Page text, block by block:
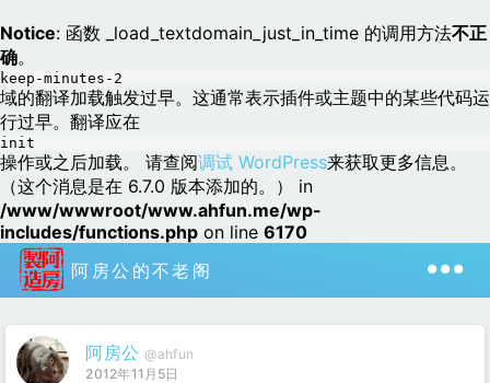
Notice: 函数 _load_textdomain_just_in_time 的调用方法不正
确。
keep-minutes-2
域的翻译加载触发过早。这通常表示插件或主题中的某些代码运
行过早。翻译应在
init
操作或之后加载。 请查阅调试 WordPress来获取更多信息。
（这个消息是在 6.7.0 版本添加的。） in
/www/wwwroot/www.ahfun.me/wp-
includes/functions.php on line 6170
阿房公的不老阁
阿房公 @ahfun
2012年11月5日